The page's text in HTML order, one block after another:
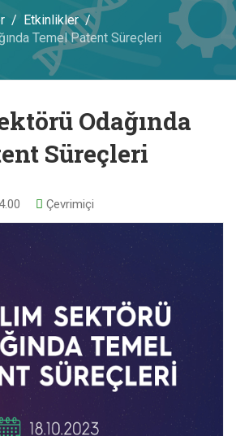
Etkinlikler
Temel Patent Süreçleri
Odağında
Süreçleri
Çevrimiçi